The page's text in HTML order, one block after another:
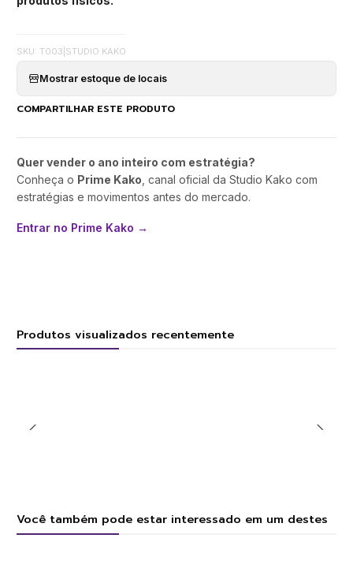
SKU: T003 STUDIO KAKO
Mostrar estoque de locais
COMPARTILHAR ESTE PRODUTO
Quer vender o ano inteiro com estratégia?
Conheça o Prime Kako , canal oficial da Studio Kako com
estratégias e movimentos antes do mercado.
Entrar no Prime Kako →
Produtos visualizados recentemente
Você também pode estar interessado em um destes